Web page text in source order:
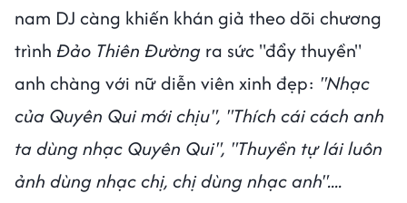
nam DJ càng khiến khán giả theo dõi chương
trình Đảo Thiên Đường ra sức "đẩy thuyền"
anh chàng với nữ diễn viên xinh đẹp: "Nhạc
của Quyên Qui mới chịu", "Thích cái cách anh
ta dùng nhạc Quyên Qui", "Thuyền tự lái luôn
ảnh dùng nhạc chị, chị dùng nhạc anh"....